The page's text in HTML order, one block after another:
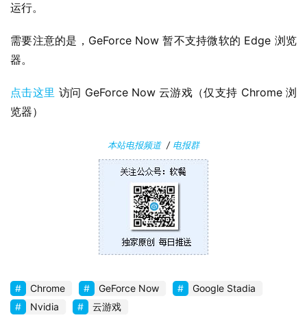
关
运行。
需要注意的是，GeForce Now 暂不支持微软的 Edge 浏览
器。
点击这里 访问 GeForce Now 云游戏（仅支持 Chrome 浏
览器）
本站电报频道/ 电报群
Chrome GeForce Now
Google Stadia
Nvidia
云游戏